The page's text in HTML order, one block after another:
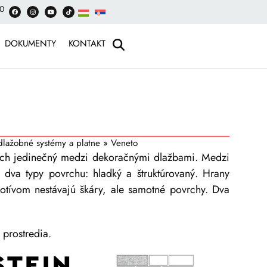
DOKUMENTY KONTAKT
systémy a platne» Veneto
jedinečný medzi dekoračnými dlažbami. Medzi
typy povrchu: hladký a štruktúrovaný. Hrany
nestávajú škáry, ale samotné povrchy. Dva